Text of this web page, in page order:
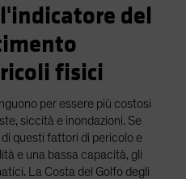
del
fisici
per essere più costosi
siccità e inondazioni. Se
questi fattori di pericolo e
e una bassa capacità, gli
La Costa del Golfo degli